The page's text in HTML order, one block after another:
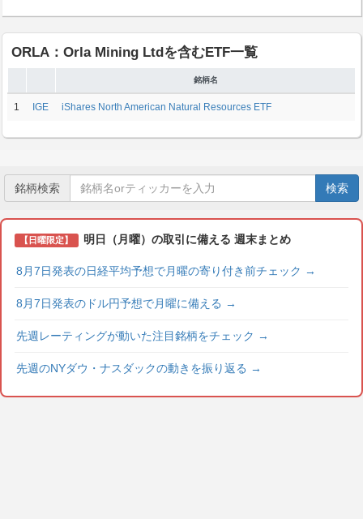
ORLA：Orla Mining Ltdを含むETF一覧
銘柄名
1 IGE iShares North American Natural Resources ETF
銘柄検索 検索
【日曜限定】 明日（月曜）の取引に備える 週末まとめ
8月7日発表の日経平均予想で月曜の寄り付き前チェック →
8月7日発表のドル円予想で月曜に備える →
先週レーティングが動いた注目銘柄をチェック →
先週のNYダウ・ナスダックの動きを振り返る →